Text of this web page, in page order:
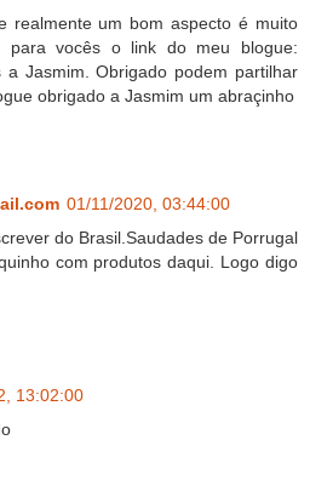
realmente um bom aspecto é muito
para vocês o link do meu blogue:
a Jasmim. Obrigado podem partilhar
obrigado a Jasmim um abraçinho
01/11/2020, 03:44:00
do Brasil.Saudades de Porrugal
com produtos daqui. Logo digo
13:02:00